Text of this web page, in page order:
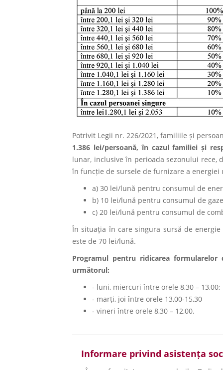
Potrivit Legii nr. 226/2021, familiile și
1.386 lei/persoană, în cazul familiei și
lunar, inclusive în perioada sezonului rece,
în funcție de sursele de furnizare a
a) 30 lei/lună pentru consumul de
b) 10 lei/lună pentru consumul de
c) 20 lei/lună pentru consumul de
În situaţia în care singura sursă de
este de 70 lei/lună.
Programul pentru ridicarea
următorul:
- luni, miercuri între orele 8,30 – 13,00;
- marți, joi între orele 13,00-15,30
- vineri între orele 8,30 – 12,00.
Informare privind asistența